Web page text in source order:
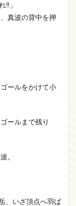
‼」
真波の背中を押
ールをかけて小
ールまで残り
。
、いざ頂点へ羽ば